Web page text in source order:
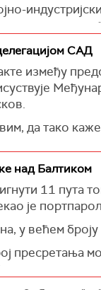
комплексу
нивоу од
је
С-300ПМ/С-
произведе
месечна
такође
САД
између
да тако
над Балтиком
11 пута
је
у већем
пресретања
свог